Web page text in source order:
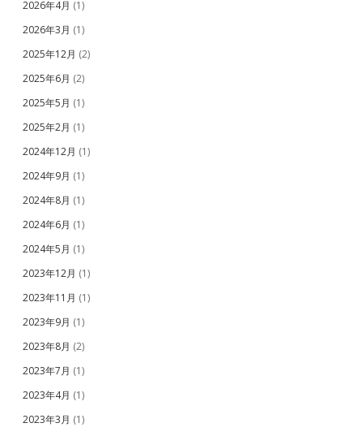
2026年4月 (1)
2026年3月 (1)
2025年12月 (2)
2025年6月 (2)
2025年5月 (1)
2025年2月 (1)
2024年12月 (1)
2024年9月 (1)
2024年8月 (1)
2024年6月 (1)
2024年5月 (1)
2023年12月 (1)
2023年11月 (1)
2023年9月 (1)
2023年8月 (2)
2023年7月 (1)
2023年4月 (1)
2023年3月 (1)